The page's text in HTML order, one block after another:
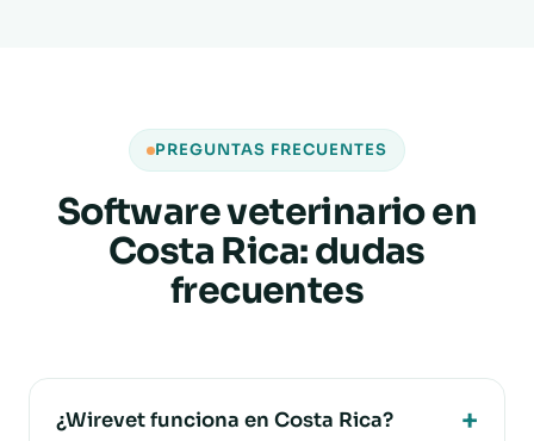
PREGUNTAS FRECUENTES
Software veterinario en
Costa Rica: dudas
frecuentes
¿Wirevet funciona en Costa Rica?